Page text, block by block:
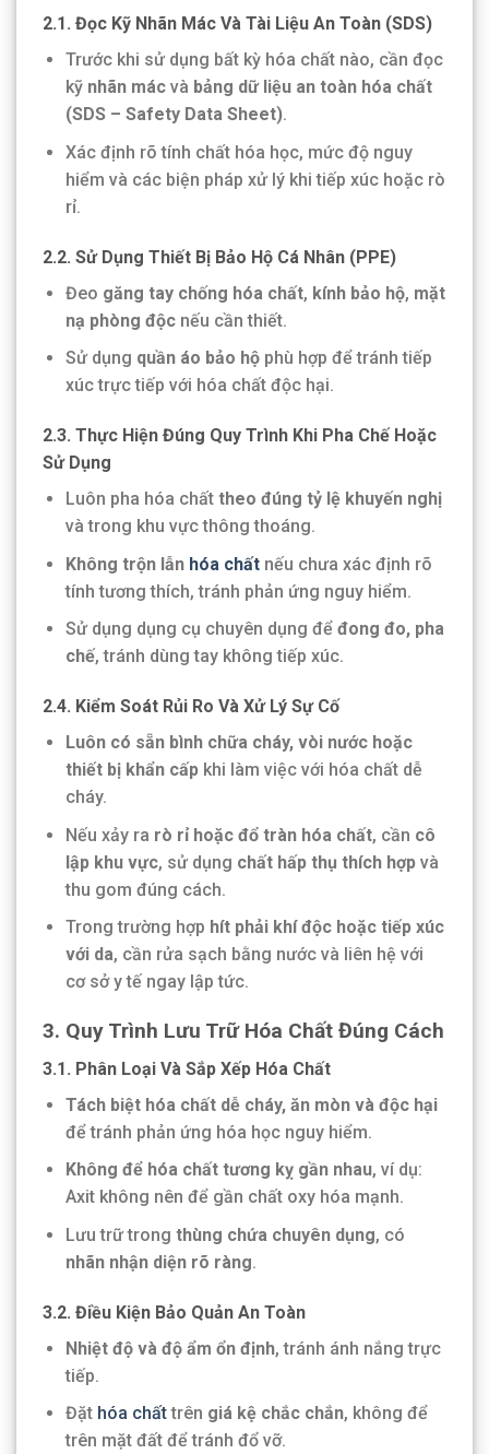
2.1. Đọc Kỹ Nhãn Mác Và Tài Liệu An Toàn (SDS)
Trước khi sử dụng bất kỳ hóa chất nào, cần đọc
kỹ nhãn mácvà bảng dữ liệu an toàn hóa chất
(SDS – Safety Data Sheet).
Xác định rõ tính chất hóa học, mức độ nguy
hiểm và các biện pháp xử lý khi tiếp xúc hoặc rò
rỉ.
2.2. Sử Dụng Thiết Bị Bảo Hộ Cá Nhân (PPE)
Đeo găng tay chống hóa chất, kính bảo hộ, mặt
nạ phòng độcnếu cần thiết.
Sử dụng quần áo bảo hộphù hợp để tránh tiếp
xúc trực tiếp với hóa chất độc hại.
2.3. Thực Hiện Đúng Quy Trình Khi Pha Chế Hoặc
Sử Dụng
Luôn pha hóa chất theo đúng tỷ lệ khuyến nghị
và trong khu vực thông thoáng.
Không trộn lẫn hóa chấtnếu chưa xác định rõ
tính tương thích, tránh phản ứng nguy hiểm.
Sử dụng dụng cụ chuyên dụng để đong đo, pha
chế, tránh dùng tay không tiếp xúc.
2.4. Kiểm Soát Rủi Ro Và Xử Lý Sự Cố
Luôn có sẵn bình chữa cháy, vòi nước hoặc
thiết bị khẩn cấpkhi làm việc với hóa chất dễ
cháy.
Nếu xảy ra rò rỉ hoặc đổ tràn hóa chất, cần cô
lập khu vực, sử dụng chất hấp thụ thích hợpvà
thu gom đúng cách.
Trong trường hợp hít phải khí độc hoặc tiếp xúc
với da, cần rửa sạch bằng nước và liên hệ với
cơ sở y tế ngay lập tức.
3. Quy Trình Lưu Trữ Hóa Chất Đúng Cách
3.1. Phân Loại Và Sắp Xếp Hóa Chất
Tách biệt hóa chất dễ cháy, ăn mòn và độc hại
để tránh phản ứng hóa học nguy hiểm.
Không để hóa chất tương kỵ gần nhau, ví dụ:
Axit không nên để gần chất oxy hóa mạnh.
Lưu trữ trong thùng chứa chuyên dụng, có
nhãn nhận diện rõ ràng.
3.2. Điều Kiện Bảo Quản An Toàn
Nhiệt độ và độ ẩm ổn định, tránh ánh nắng trực
tiếp.
Đặt hóa chấttrên giá kệ chắc chắn, không để
trên mặt đất để tránh đổ vỡ.